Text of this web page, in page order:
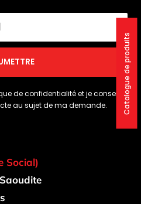
de confidentialité et je consens
au sujet de ma demande.
Social)
Catalogue de produits